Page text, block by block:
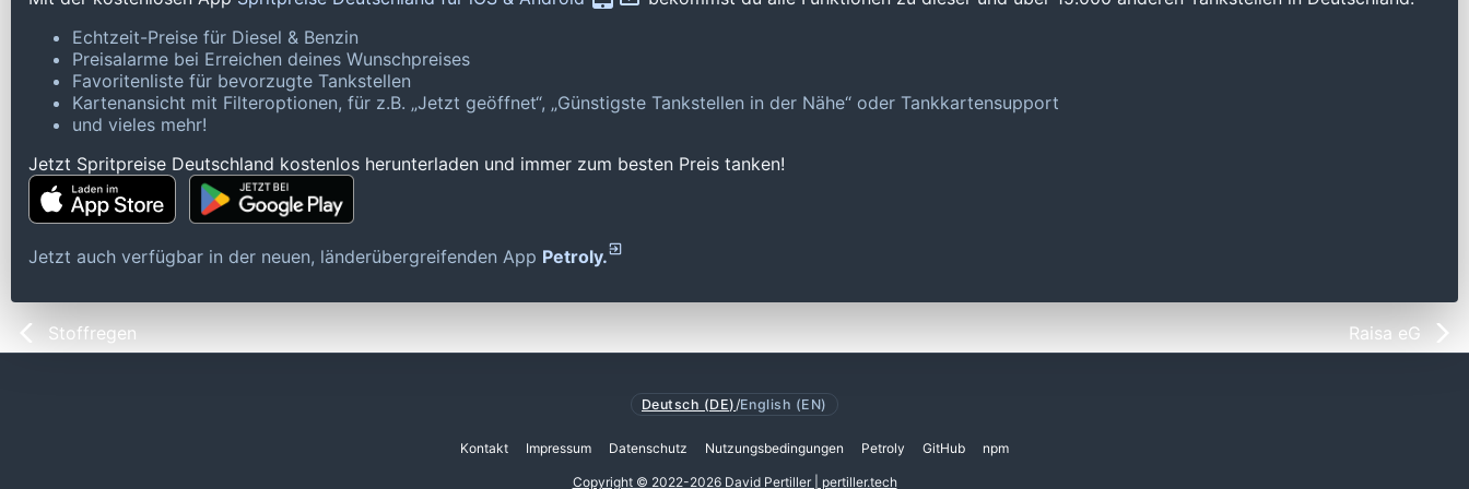
Echtzeit-Preise für Diesel & Benzin
Preisalarme bei Erreichen deines Wunschpreises
Favoritenliste für bevorzugte Tankstellen
Kartenansicht mit Filteroptionen, für z.B. „Jetzt geöffnet“, „Günstigste Tankstellen in der Nähe“ oder Tankkartensupport
und vieles mehr!
Jetzt Spritpreise Deutschland kostenlos herunterladen und immer zum besten Preis tanken!
Jetzt auch verfügbar in der neuen, länderübergreifenden App Petroly.
Stoffregen Raisa eG
Deutsch (DE) /English (EN)
Kontakt Impressum Datenschutz Nutzungsbedingungen Petroly GitHub npm
Copyright © 2022-2026 David Pertiller | pertiller.tech